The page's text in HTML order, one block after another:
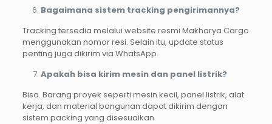
Bagaimana sistem tracking pengirimannya?
Tracking tersedia melalui website resmi Makharya Cargo
menggunakan nomor resi. Selain itu, update status
penting juga dikirim via WhatsApp.
Apakah bisa kirim mesin dan panel listrik?
Bisa. Barang proyek seperti mesin kecil, panel listrik, alat
kerja, dan material bangunan dapat dikirim dengan
sistem packing yang disesuaikan.